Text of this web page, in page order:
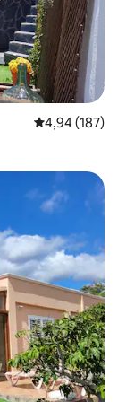
4,94 de uma
4,94 (187)